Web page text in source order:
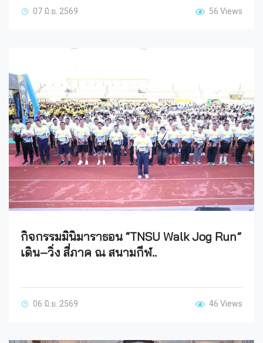
07 มิ.ย. 2569 56 Views
กิจกรรมมินิมาราธอน “TNSU Walk Jog Run”
เดิน–วิ่ง สี่ภาค ณ สนามกีฬ..
06 มิ.ย. 2569 46 Views